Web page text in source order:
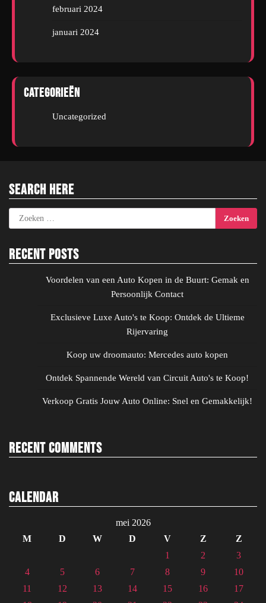
februari 2024
januari 2024
Categorieën
Uncategorized
Search Here
Zoeken
naar:
Recent Posts
Voordelen van een Auto Kopen in de Buurt: Gemak en
Persoonlijk Contact
Exclusieve Luxe Auto's te Koop: Ontdek de Ultieme
Rijervaring
Koop uw droomauto: Mercedes auto kopen
Ontdek Spannende Wereld van Circuit Auto's te Koop!
Verkoop Gratis Jouw Auto Online: Snel en Gemakkelijk!
Recent Comments
Calendar
mei 2026
M
D W D V Z
Z
1
2
3
4
5 6 7 8 9
10
11
12 13 14 15 16
17